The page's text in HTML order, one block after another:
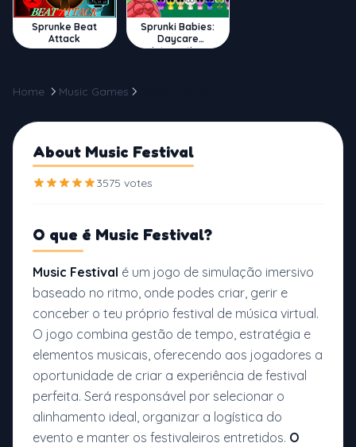
Sprunke Beat
Attack
Sprunki Babies:
Daycare
Interactive
Home Music Games
About Music Festival
3575 votes
O que é Music Festival?
Music Festival é um jogo de simulação imersivo
baseado no ritmo, onde podes criar, gerir e
conceber o teu próprio festival de música virtual.
O jogo combina gestão de tempo, estratégia e
elementos musicais, oferecendo aos jogadores a
oportunidade de criar a experiência de festival
perfeita. Será responsável por selecionar o
alinhamento ideal, organizar a logística do
evento e manter os festivaleiros entretidos. O